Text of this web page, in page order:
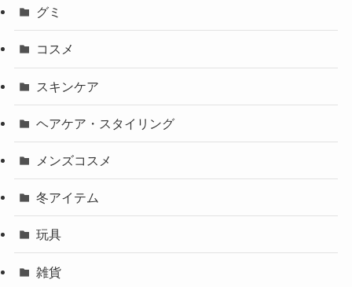
グミ
コスメ
スキンケア
ヘアケア・スタイリング
メンズコスメ
冬アイテム
玩具
雑貨